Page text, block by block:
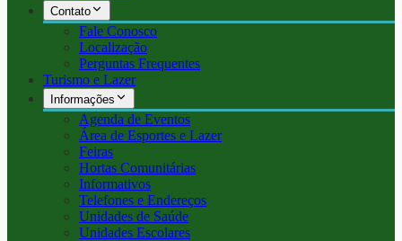
Contato
Fale Conosco
Localização
Perguntas Frequentes
Turismo e Lazer
Informações
Agenda de Eventos
Área de Esportes e Lazer
Feiras
Hortas Comunitárias
Informativos
Telefones e Endereços
Unidades de Saúde
Unidades Escolares